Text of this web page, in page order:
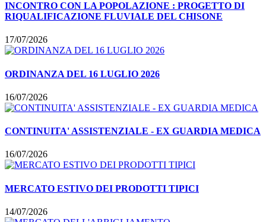
INCONTRO CON LA POPOLAZIONE : PROGETTO DI
RIQUALIFICAZIONE FLUVIALE DEL CHISONE
17/07/2026
ORDINANZA DEL 16 LUGLIO 2026
16/07/2026
CONTINUITA' ASSISTENZIALE - EX GUARDIA MEDICA
16/07/2026
MERCATO ESTIVO DEI PRODOTTI TIPICI
14/07/2026